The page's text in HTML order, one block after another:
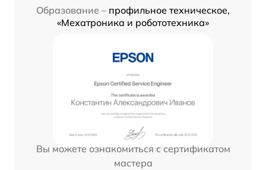
Образование – профильное техническое,
«Мехатроника и робототехника»
Вы можете ознакомиться с сертификатом
мастера